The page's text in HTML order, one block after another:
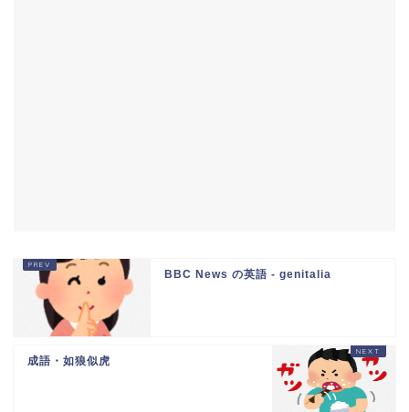
BBC News の英語 - genitalia
成語・如狼似虎